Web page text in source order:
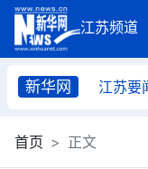
新华网 江苏要
首页 正文